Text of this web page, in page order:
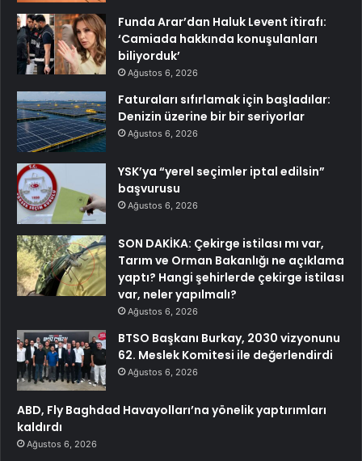
Funda Arar’dan Haluk Levent itirafı:
‘Camiada hakkında konuşulanları
biliyorduk’
Ağustos 6, 2026
Faturaları sıfırlamak için başladılar:
Denizin üzerine bir bir seriyorlar
Ağustos 6, 2026
YSK’ya “yerel seçimler iptal edilsin”
başvurusu
Ağustos 6, 2026
SON DAKİKA: Çekirge istilası mı var,
Tarım ve Orman Bakanlığı ne açıklama
yaptı? Hangi şehirlerde çekirge istilası
var, neler yapılmalı?
Ağustos 6, 2026
BTSO Başkanı Burkay, 2030 vizyonunu
62. Meslek Komitesi ile değerlendirdi
Ağustos 6, 2026
ABD, Fly Baghdad Havayolları’na yönelik yaptırımları
kaldırdı
Ağustos 6, 2026